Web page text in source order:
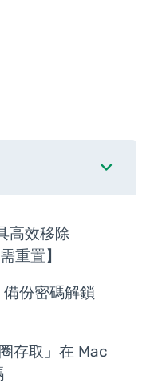
高效移除
重置】
份密碼解鎖
存取」在 Mac